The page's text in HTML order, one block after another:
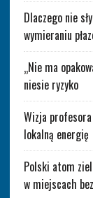
Dlaczego nie
wymieraniu
„Nie ma
niesie ryzyko
Wizja
lokalną energię
Polski atom
w miejscach